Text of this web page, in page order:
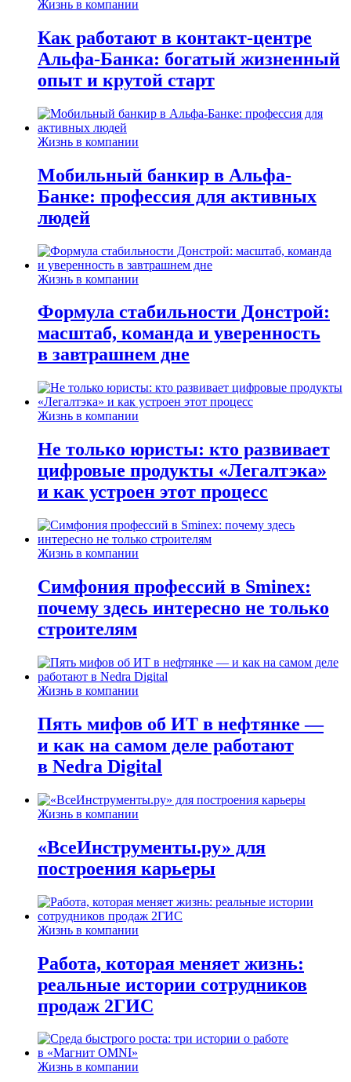
Жизнь в компании
Как работают в контакт-центре
Альфа-Банка: богатый жизненный
опыт и крутой старт
Жизнь в компании
Мобильный банкир в Альфа-
Банке: профессия для активных
людей
Жизнь в компании
Формула стабильности Донстрой:
масштаб, команда и уверенность
в завтрашнем дне
Жизнь в компании
Не только юристы: кто развивает
цифровые продукты «Легалтэка»
и как устроен этот процесс
Жизнь в компании
Симфония профессий в Sminex:
почему здесь интересно не только
строителям
Жизнь в компании
Пять мифов об ИТ в нефтянке —
и как на самом деле работают
в Nedra Digital
Жизнь в компании
«ВсеИнструменты.ру» для
построения карьеры
Жизнь в компании
Работа, которая меняет жизнь:
реальные истории сотрудников
продаж 2ГИС
Жизнь в компании